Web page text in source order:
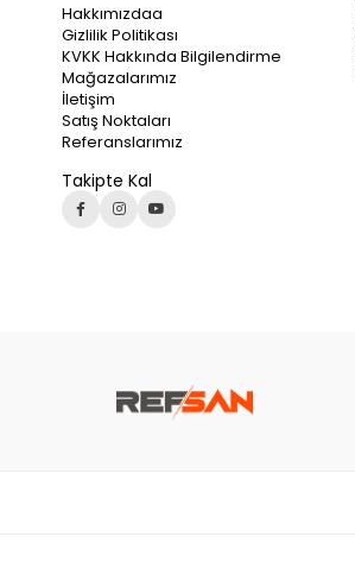
Hakkımızdaa
Gizlilik Politikası
KVKK Hakkında Bilgilendirme
Mağazalarımız
İletişim
Satış Noktaları
Referanslarımız
Takipte Kal